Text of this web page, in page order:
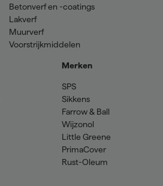
Betonverf en -coatings
Lakverf
Muurverf
Voorstrijkmiddelen
Merken
SPS
Sikkens
Farrow & Ball
Wijzonol
Little Greene
PrimaCover
Rust-Oleum